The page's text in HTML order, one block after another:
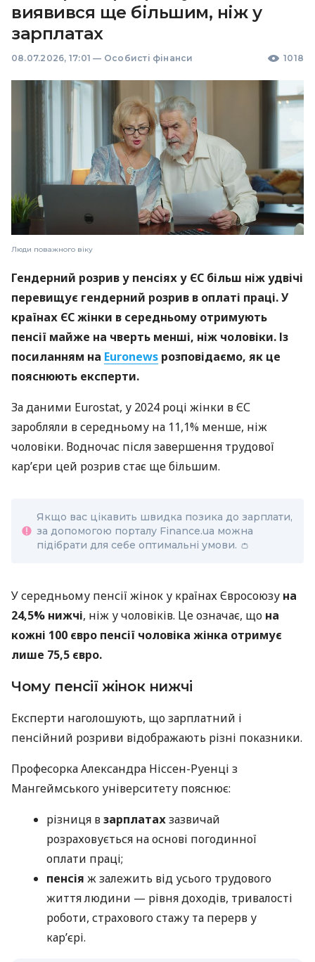
виявився ще більшим, ніж у
зарплатах
08.07.2026, 17:01 — Особисті фінанси 1018
Люди поважного віку
Гендерний розрив у пенсіях у ЄС більш ніж удвічі
перевищує гендерний розрив в оплаті праці. У
країнах ЄС жінки в середньому отримують
пенсії майже на чверть менші, ніж чоловіки. Із
посиланням на Euronews розповідаємо, як це
пояснюють експерти.
За даними Eurostat, у 2024 році жінки в ЄС
заробляли в середньому на 11,1% менше, ніж
чоловіки. Водночас після завершення трудової
кар’єри цей розрив стає ще більшим.
Якщо вас цікавить швидка позика до зарплати,
за допомогою порталу Finance.ua можна
підібрати для себе оптимальні умови. 👛
У середньому пенсії жінок у країнах Євросоюзу на
24,5% нижчі, ніж у чоловіків. Це означає, що на
кожні 100 євро пенсії чоловіка жінка отримує
лише 75,5 євро.
Чому пенсії жінок нижчі
Експерти наголошують, що зарплатний і
пенсійний розриви відображають різні показники.
Професорка Александра Ніссен-Руенці з
Мангеймського університету пояснює:
різниця взарплатахзазвичай
розраховується на основі погодинної
оплати праці;
пенсія ж залежить від усього трудового
життя людини — рівня доходів, тривалості
роботи, страхового стажу та перерв у
кар’єрі.